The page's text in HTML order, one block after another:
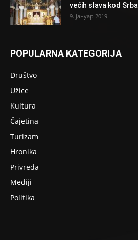
većih slava kod Srba
9. јануар 2019.
POPULARNA KATEGORIJA
Društvo
Užice
Kultura
Čajetina
Turizam
Hronika
Privreda
Mediji
Politika